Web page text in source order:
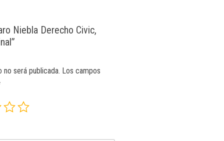
Niebla Derecho Civic,
será publicada. Los campos